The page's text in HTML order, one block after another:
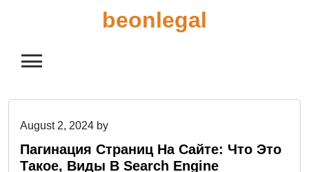
beonlegal
August 2, 2024 by
Пагинация Страниц На Сайте: Что Это
Такое, Виды В Search Engine